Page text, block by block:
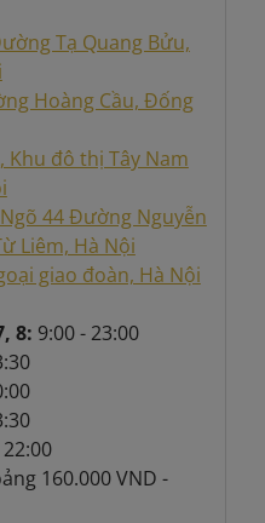
Tạ Quang Bửu,
Hoàng Cầu, Đống
Khu đô thị Tây Nam
44 Đường Nguyễn
Liêm, Hà Nội
giao đoàn, Hà Nội
8: 9:00 - 23:00
160.000 VND -